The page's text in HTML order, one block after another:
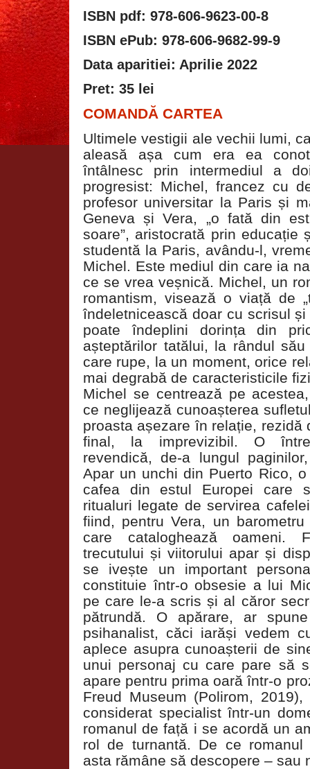
ISBN pdf: 978-606-9623-00-8
ISBN ePub: 978-606-9682-99-9
Data aparitiei: Aprilie 2022
Pret: 35 lei
COMANDĂ CARTEA
Ultimele vestigii ale vechii lumi,
aleasă așa cum era ea
întâlnesc prin intermediul a
progresist: Michel, francez cu
profesor universitar la Paris și
Geneva și Vera, „o fată din
soare”, aristocrată prin educație
studentă la Paris, avându-l,
Michel. Este mediul din care ia
ce se vrea veșnică. Michel, un
romantism, visează o viață de
îndeletnicească doar cu scrisul
poate îndeplini dorința din
așteptărilor tatălui, la rândul
care rupe, la un moment, orice
mai degrabă de caracteristicile
Michel se centrează pe
ce neglijează cunoașterea
proasta așezare în relație, rezidă
final, la imprevizibil. O
revendică, de-a lungul
Apar un unchi din Puerto Rico,
cafea din estul Europei care
ritualuri legate de servirea
fiind, pentru Vera, un
care cataloghează oameni.
trecutului și viitorului apar și
se ivește un important
constituie într-o obsesie a lui
pe care le-a scris și al căror
pătrundă. O apărare, ar
psihanalist, căci iarăși vedem
aplece asupra cunoașterii de
unui personaj cu care pare să
apare pentru prima oară într-o
Freud Museum (Polirom,
considerat specialist într-un
romanul de față i se acordă un
rol de turnantă. De ce romanul
asta rămâne să descopere – sau